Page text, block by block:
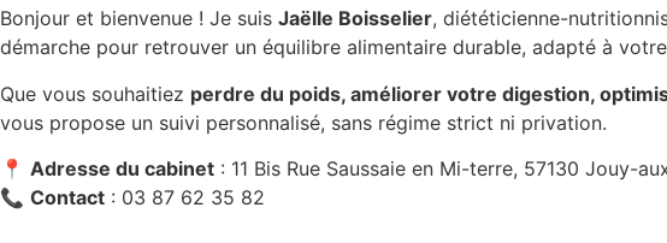
Bonjour et bienvenue ! Je suis Jaëlle Boisselier, diététicienne-
démarche pour retrouver un équilibre alimentaire durable, adapté à
Que vous souhaitiez perdre du poids, améliorer votre digestion,
vous propose un suivi personnalisé, sans régime strict ni privation.
📍 Adresse du cabinet : 11 Bis Rue Saussaie en Mi-terre, 57130 Jouy-
📞 Contact : 03 87 62 35 82